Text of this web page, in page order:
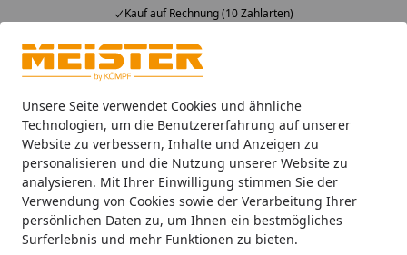
Unsere Seite verwendet Cookies und ähnliche
Technologien, um die Benutzererfahrung auf unserer
Website zu verbessern, Inhalte und Anzeigen zu
personalisieren und die Nutzung unserer Website zu
analysieren. Mit Ihrer Einwilligung stimmen Sie der
Verwendung von Cookies sowie der Verarbeitung Ihrer
persönlichen Daten zu, um Ihnen ein bestmögliches
Surferlebnis und mehr Funktionen zu bieten.
Kauf auf Rechnung (10 Zahlarten)
Alle Produkte
Mein Konto
Suchen
Startseite
Böden Meister Designböden Rigid-Vinyl
MEISTER Designboden Rigid-Vinyl
RD 200 S Vogue 20195 - 1220 x 230 x
5 mm